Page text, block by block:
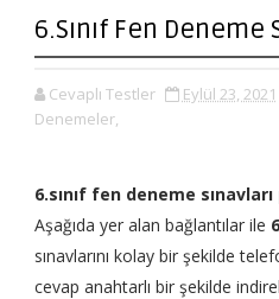
6.Sınıf Fen Deneme
Cevaplı Testler Eylül 23, 2021
Denemeler,
6.sınıf fen deneme
Aşağıda yer alan bağlantılar ile
sınavlarını kolay bir şekilde
cevap anahtarlı bir şekilde